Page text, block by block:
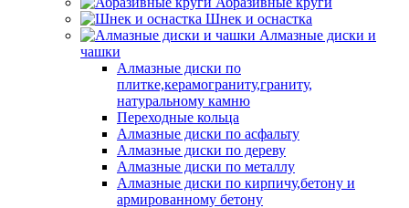
Шнек и оснастка
Алмазные диски и
чашки
Алмазные диски по
плитке,керамограниту,граниту,
натуральному камню
Переходные кольца
Алмазные диски по асфальту
Алмазные диски по дереву
Алмазные диски по металлу
Алмазные диски по кирпичу,бетону и
армированному бетону